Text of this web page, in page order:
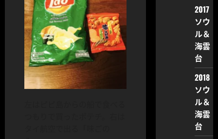
2017
ソウ
ル＆
海雲
台
2018
ソウ
ル＆
海雲
台